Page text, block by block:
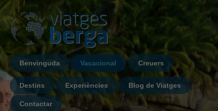
Benvinguda Vacacional Creuers
Destins Experiències Blog de Viatges
Contactar